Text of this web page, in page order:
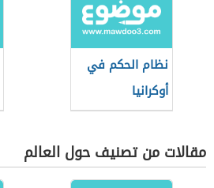
نظام الحكم في
أوكرانيا
مقالات من تصنيف حول العالم